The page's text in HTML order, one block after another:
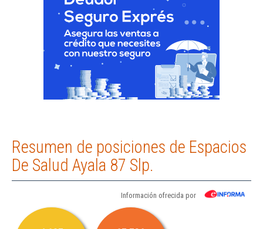
Resumen de posiciones de Espacios
De Salud Ayala 87 Slp.
Información ofrecida por